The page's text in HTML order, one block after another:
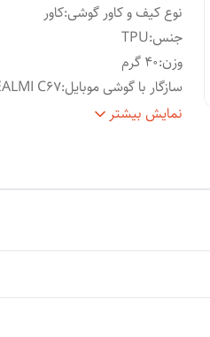
نوع کیف و کاور گوشی:کاور
جنس:
TPU
وزن:40 گرم
سازگار با گوشی موبایل:
C67
ساختار: شفاف
ویژگی‌های کیف و کاور:انعطاف
نمایش بیشتر